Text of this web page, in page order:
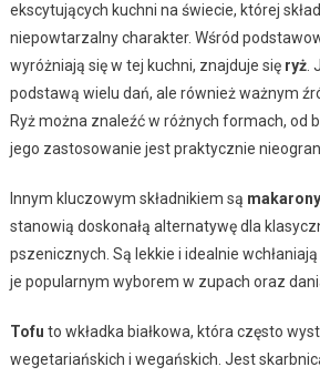
ekscytujących kuchni na świecie, której
niepowtarzalny charakter. Wśród
wyróżniają się w tej kuchni, znajduje się ryż.
podstawą wielu dań, ale również ważnym
Ryż można znaleźć w różnych formach, od
jego zastosowanie jest praktycznie
Innym kluczowym składnikiem są
stanowią doskonałą alternatywę dla
pszenicznych. Są lekkie i idealnie
je popularnym wyborem w zupach oraz
Tofu to wkładka białkowa, która często
wegetariańskich i wegańskich. Jest